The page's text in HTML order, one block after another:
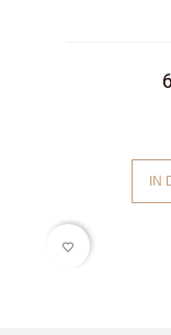
IN
favorite_border